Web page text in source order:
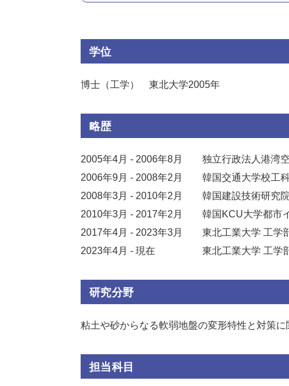
学位
博士（工学） 東北大学2005年
略歴
2005年4月 - 2006年8月
独立行政法人港湾
2006年9月 - 2008年2月
韓国交通大学校工
2008年3月 - 2010年2月
韓国建設技術研究
2010年3月 - 2017年2月
韓国KCU大学都市
2017年4月 - 2023年3月
東北工業大学 工学
2023年4月 - 現在
東北工業大学 工学
研究分野
粘土や砂からなる軟弱地盤の変形特性と対策に
担当科目